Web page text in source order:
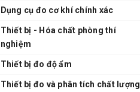
Dụng cụ đo cơ khí chính xác
Thiết bị - Hóa chất phòng thí
nghiệm
Thiết bị đo độ ẩm
Thiết bị đo và phân tích chất lượng